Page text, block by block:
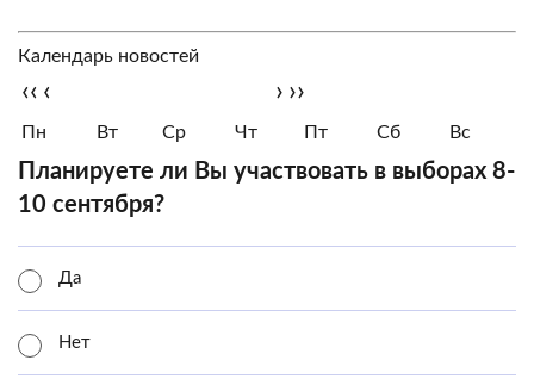
Календарь новостей
‹‹ ‹ › ››
Пн Вт Ср Чт Пт Сб Вс
Планируете ли Вы участвовать в выборах 8-
10 сентября?
Да
Нет